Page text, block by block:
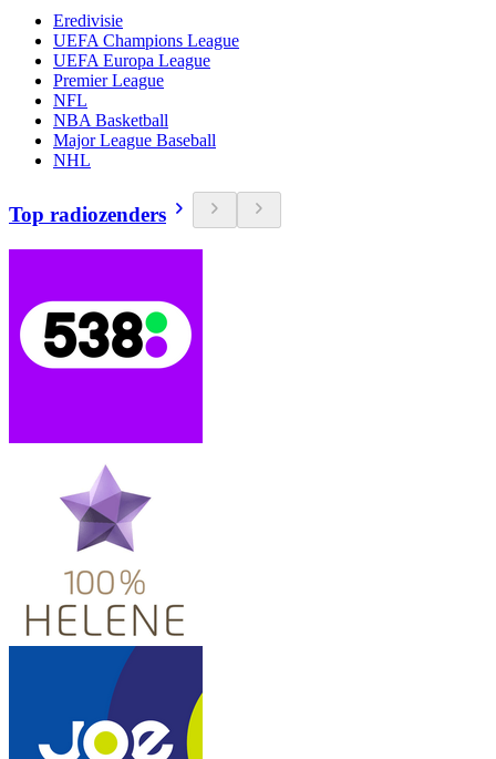
Eredivisie
UEFA Champions League
UEFA Europa League
Premier League
NFL
NBA Basketball
Major League Baseball
NHL
Top radiozenders